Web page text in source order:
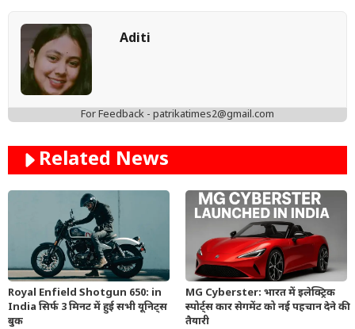
Aditi
For Feedback - patrikatimes2@gmail.com
Related News
Royal Enfield Shotgun 650: in
India सिर्फ 3 मिनट में हुई सभी यूनिट्स
बुक
MG Cyberster: भारत में इलेक्ट्रिक
स्पोर्ट्स कार सेगमेंट को नई पहचान देने की
तैयारी